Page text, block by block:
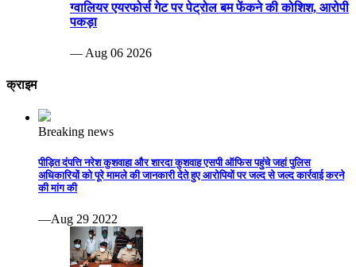
ग्वालियर एयरफोर्स गेट पर पेट्रोल बम फेंकने की कोशिश, आरोपी
पकड़ा
— Aug 06 2026
क्राइम
Breaking news
पीड़ित दंपत्ति नरेश कुशवाहा और शारदा कुशवाह एसपी ऑफिस पहुंचे जहां पुलिस
अधिकारियों को पूरे मामले की जानकारी देते हुए आरोपियों पर जल्द से जल्द कार्रवाई करने
की मांग की
—Aug 29 2022